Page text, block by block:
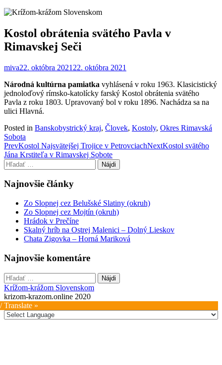
Kostol obrátenia svätého Pavla v
Rimavskej Seči
miva22. októbra 2021 22. októbra 2021
Národná kultúrna pamiatka vyhlásená v roku 1963. Klasicistický
jednoloďový rímsko-katolícky farský Kostol obrátenia svätého
Pavla z roku 1803. Upravovaný bol v roku 1896. Nachádza sa na
ulici Hlavná.
Posted in Banskobystrický kraj, Človek, Kostoly, Okres Rimavská
Sobota
Post
navigation
PrevKostol Najsvätejšej Trojice v PetrovciachNextKostol svätého
Jána Krstiteľa v Rimavskej Sobote
Hľadať:
Najnovšie články
Zo Slopnej cez Belušské Slatiny (okruh)
Zo Slopnej cez Mojtín (okruh)
Hrádok v Prečíne
Skalný hríb na Ostrej Malenici – Dolný Lieskov
Chata Zigovka – Horná Mariková
Najnovšie komentáre
Hľadať:
Krížom-krážom Slovenskom
krizom-krazom.online 2020
Translate »